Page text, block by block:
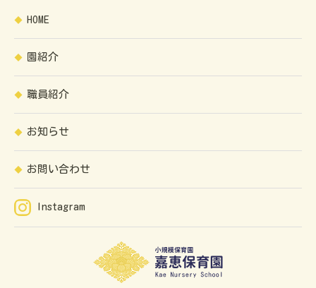
HOME
園紹介
職員紹介
お知らせ
お問い合わせ
Instagram